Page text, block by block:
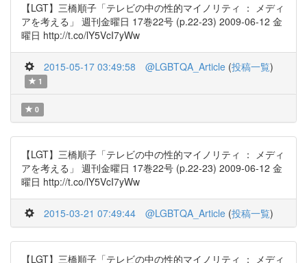
【LGT】三橋順子「テレビの中の性的マイノリティ ： メディ
アを考える」 週刊金曜日 17巻22号 (p.22-23) 2009-06-12 金
曜日 http://t.co/lY5VcI7yWw
2015-05-17 03:49:58 @LGBTQA_Article (投稿一覧)
1
0
【LGT】三橋順子「テレビの中の性的マイノリティ ： メディ
アを考える」 週刊金曜日 17巻22号 (p.22-23) 2009-06-12 金
曜日 http://t.co/lY5VcI7yWw
2015-03-21 07:49:44 @LGBTQA_Article (投稿一覧)
【LGT】三橋順子「テレビの中の性的マイノリティ ： メディ